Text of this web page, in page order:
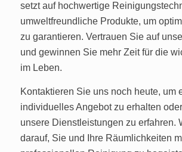
setzt auf hochwertige
umweltfreundliche Produkte, um
zu garantieren. Vertrauen Sie auf
und gewinnen Sie mehr Zeit für die
im Leben.
Kontaktieren Sie uns noch heute, um
individuelles Angebot zu erhalten
unsere Dienstleistungen zu erfahren.
darauf, Sie und Ihre Räumlichkeiten